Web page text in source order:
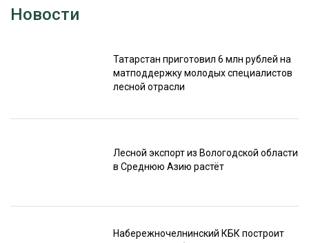
Новости
Татарстан приготовил 6 млн рублей на
матподдержку молодых специалистов
лесной отрасли
Лесной экспорт из Вологодской области
в Среднюю Азию растёт
Набережночелнинский КБК построит